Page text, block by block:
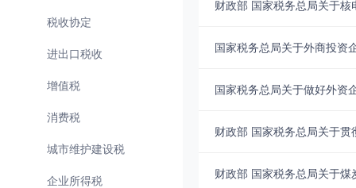
税收协定
进出口税收
增值税
消费税
城市维护建设税
企业所得税
财政部 国家税务总局关于
国家税务总局关于外商投资
国家税务总局关于做好外资
财政部 国家税务总局关于
财政部 国家税务总局关于